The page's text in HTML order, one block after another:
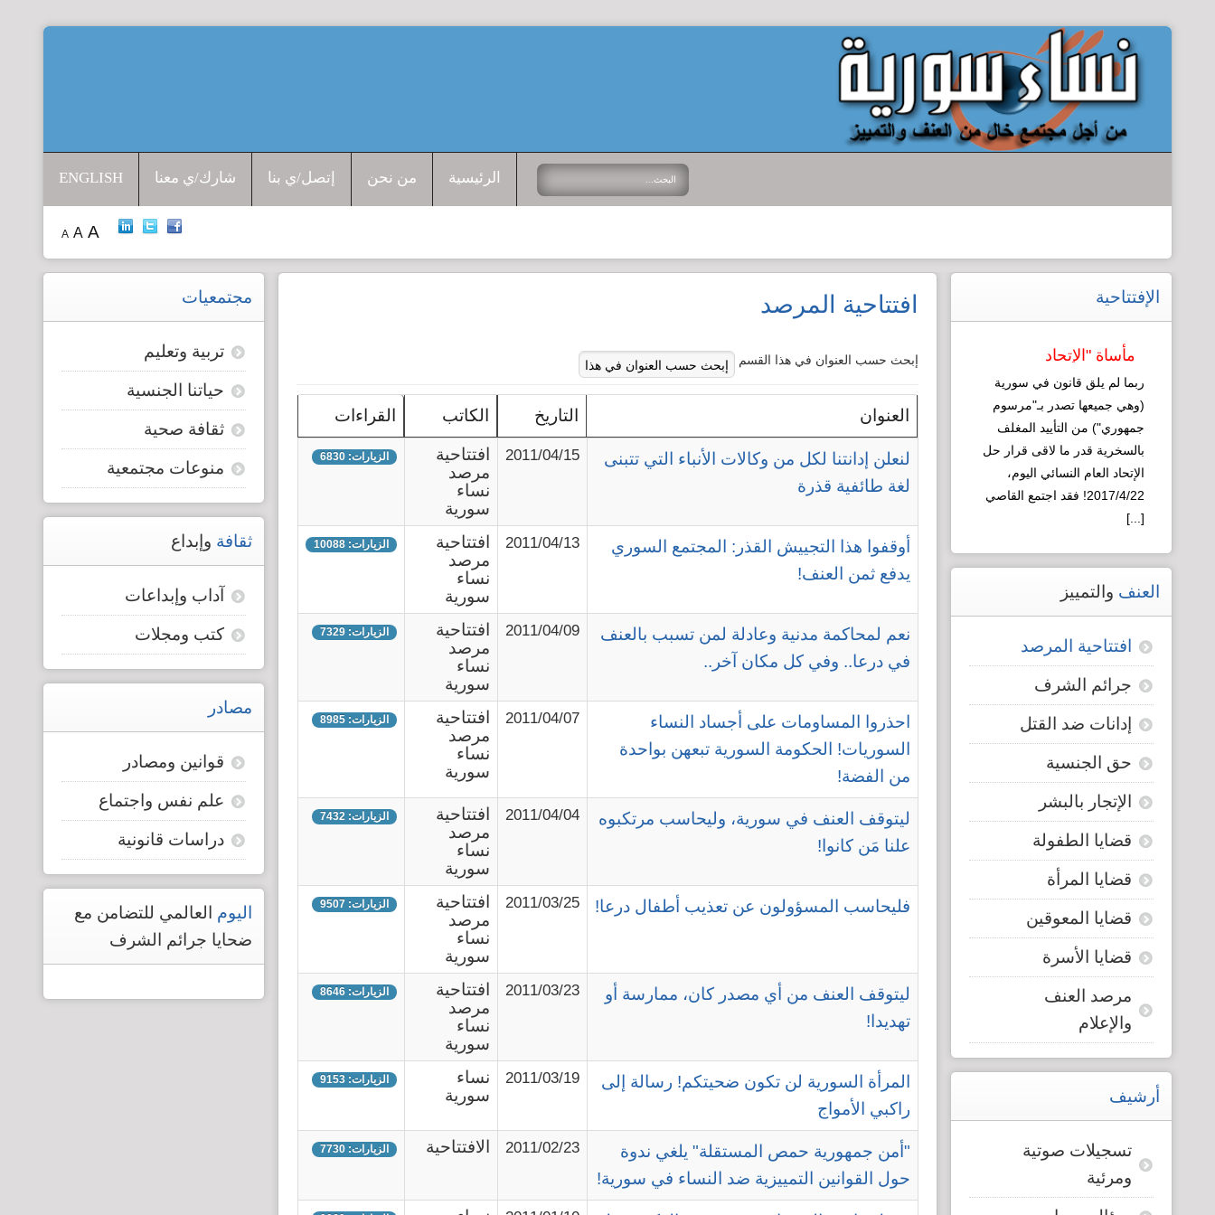
قضايا الأسرة
ENGLISH شارك/ي معنا إتصل/ي بنا من نحن الرئيسية
A A A
افتتاحية المرصد
إبحث حسب العنوان في هذا القسم
العنوان التاريخ الكاتب القراءات
لنعلن إدانتنا لكل من وكالات الأنباء التي تتبنى
لغة طائفية قذرة
2011/04/15
افتتاحية
مرصد
نساء
سورية
الزيارات: 6830
أوقفوا هذا التجييش القذر: المجتمع السوري
يدفع ثمن العنف!
2011/04/13
افتتاحية
مرصد
نساء
سورية
الزيارات: 10088
نعم لمحاكمة مدنية وعادلة لمن تسبب بالعنف
في درعا.. وفي كل مكان آخر..
2011/04/09
افتتاحية
مرصد
نساء
سورية
الزيارات: 7329
احذروا المساومات على أجساد النساء
السوريات! الحكومة السورية تبعهن بواحدة
من الفضة!
2011/04/07
افتتاحية
مرصد
نساء
سورية
الزيارات: 8985
ليتوقف العنف في سورية، وليحاسب مرتكبوه
علنا مَن كانوا!
2011/04/04
افتتاحية
مرصد
نساء
سورية
الزيارات: 7432
فليحاسب المسؤولون عن تعذيب أطفال درعا! 2011/03/25
افتتاحية
مرصد
نساء
سورية
الزيارات: 9507
ليتوقف العنف من أي مصدر كان، ممارسة أو
تهديدا!
2011/03/23
افتتاحية
مرصد
نساء
سورية
الزيارات: 8646
المرأة السورية لن تكون ضحيتكم! رسالة إلى
راكبي الأمواج
2011/03/19
نساء
سورية
الزيارات: 9153
"أمن جمهورية حمص المستقلة" يلغي ندوة
حول القوانين التمييزية ضد النساء في سورية!
2011/02/23 الافتتاحية الزيارات: 7730
مجتمعيات
تربية وتعليم
حياتنا الجنسية
ثقافة صحية
منوعات مجتمعية
ثقافة وإبداع
آداب وإبداعات
كتب ومجلات
مصادر
قوانين ومصادر
علم نفس واجتماع
دراسات قانونية
اليوم
العالمي للتضامن مع
ضحايا جرائم الشرف
الإفتتاحية
مأساة "الإتحاد
النسائي": نموذج
العقلية السورية
لـ"التطوير"!
ربما لم يلق قانون في سورية
(وهي جميعها تصدر بـ"مرسوم
جمهوري") من التأييد المغلف
بالسخرية قدر ما لاقى قرار حل
الإتحاد العام النسائي اليوم،
2017/4/22! فقد اجتمع القاصي
[...]
Read more...
العنف والتمييز
افتتاحية المرصد
جرائم الشرف
إدانات ضد القتل
حق الجنسية
الإتجار بالبشر
قضايا الطفولة
قضايا المرأة
قضايا المعوقين
قضايا الأسرة
مرصد العنف
والإعلام
أرشيف
تسجيلات صوتية
ومرئية